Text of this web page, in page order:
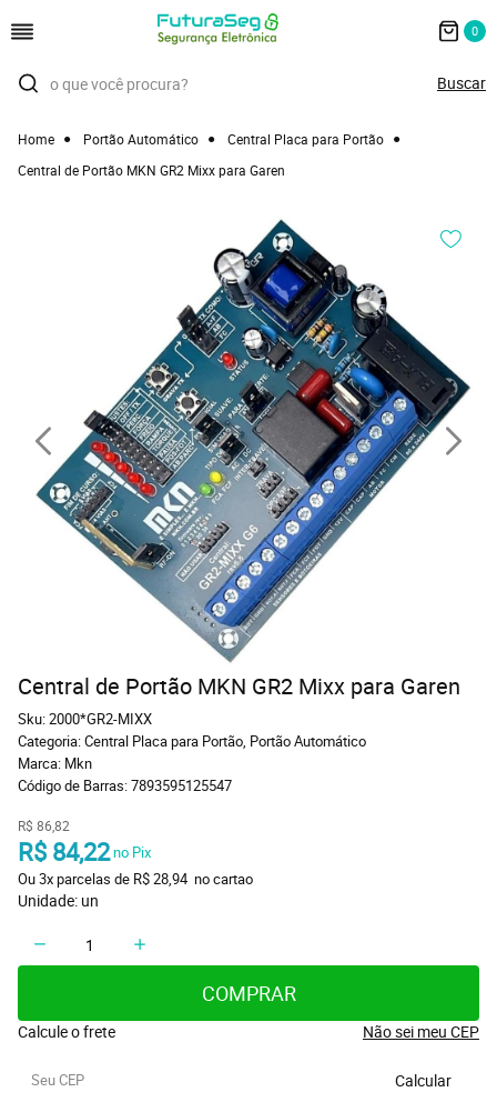
0
Home Portão Automático
Central Placa para Portão
Central de Portão MKN GR2 Mixx para Garen
Central de Portão MKN GR2 Mixx para Garen
Sku:2000*GR2-MIXX
Categoria:Central Placa para Portão, Portão Automático
Marca: Mkn
Código de Barras:7893595125547
R$ 86,82
R$ 84,22 no Pix
Ou 3x parcelas de R$ 28,94 no cartao
Unidade: un
COMPRAR
Calcule o frete Não sei meu CEP
Calcular